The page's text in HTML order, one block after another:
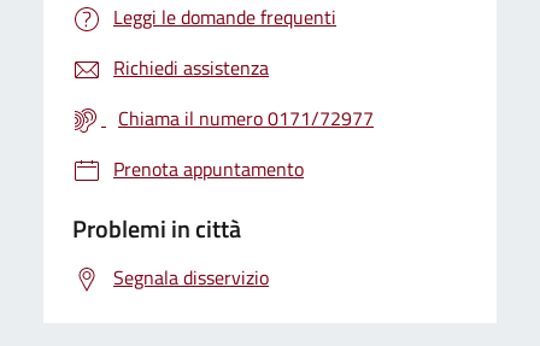
Leggi le domande frequenti
Richiedi assistenza
Chiama il numero 0171/72977
Prenota appuntamento
Problemi in città
Segnala disservizio